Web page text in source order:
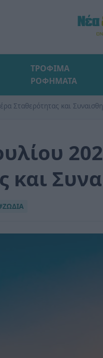
ΤΡΟΦΙΜΑ
ΡΟΦΗΜΑΤΑ
Σταθερότητας και
και